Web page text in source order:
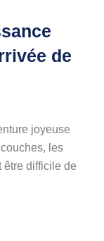
de
joyeuse
les
être difficile de